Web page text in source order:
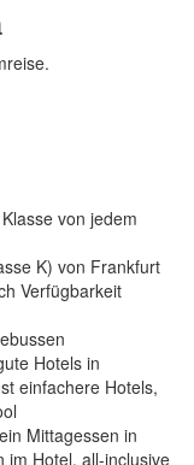
von jedem
K) von Frankfurt
Verfügbarkeit
Hotels in
einfachere Hotels,
Mittagessen in
im Hotel, all-inclusive